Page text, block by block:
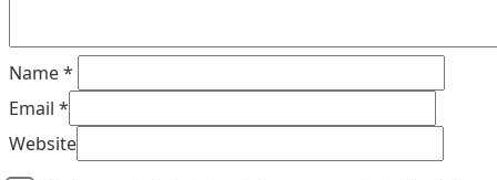
Name*
Email *
Website